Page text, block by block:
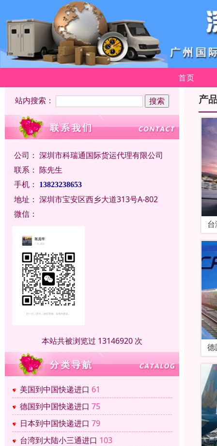
首页
站内搜索：
公司： 深圳市科瑞通国际货运代理有限公司
联系： 陈先生
手机：
13823238653
地址： 深圳市宝安区西乡大道313号A-802
微信：
本站共被浏览过 13146920 次
美国到中国快递进口 61
德国到中国快递进口 75
日本到中国快递进口 79
台湾到大陆小三通进口 103
产
德